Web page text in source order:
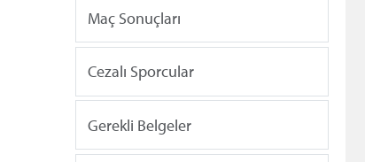
Maç Sonuçları
Cezalı Sporcular
Gerekli Belgeler